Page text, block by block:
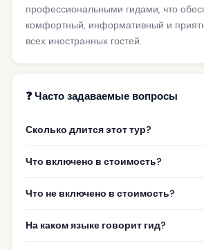
профессиональными гидами, что
комфортный, информативный и
всех иностранных гостей.
❓ Часто задаваемые вопросы
Сколько длится этот тур?
Что включено в стоимость?
Что не включено в стоимость?
На каком языке говорит гид?